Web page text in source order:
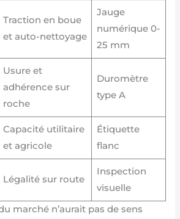
Traction en boue
et auto-nettoyage
Jauge
numérique 0-
25 mm
Usure et
adhérence sur
roche
Duromètre
type A
Capacité utilitaire
et agricole
Étiquette
flanc
Légalité sur route
Inspection
visuelle
marché n’aurait pas de sens